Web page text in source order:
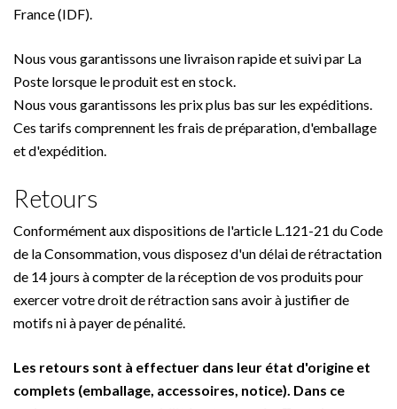
France (IDF).
Nous vous garantissons une livraison rapide et suivi par La
Poste lorsque le produit est en stock.
Nous vous garantissons les prix plus bas sur les expéditions.
Ces tarifs comprennent les frais de préparation, d'emballage
et d'expédition.
Retours
Conformément aux dispositions de l'article L.121-21 du Code
de la Consommation, vous disposez d'un délai de rétractation
de 14 jours à compter de la réception de vos produits pour
exercer votre droit de rétraction sans avoir à justifier de
motifs ni à payer de pénalité.
Les retours sont à effectuer dans leur état d'origine et
complets (emballage, accessoires, notice). Dans ce